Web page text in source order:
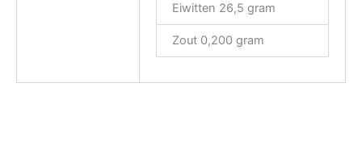
Eiwitten 26,5 gram
Zout 0,200 gram